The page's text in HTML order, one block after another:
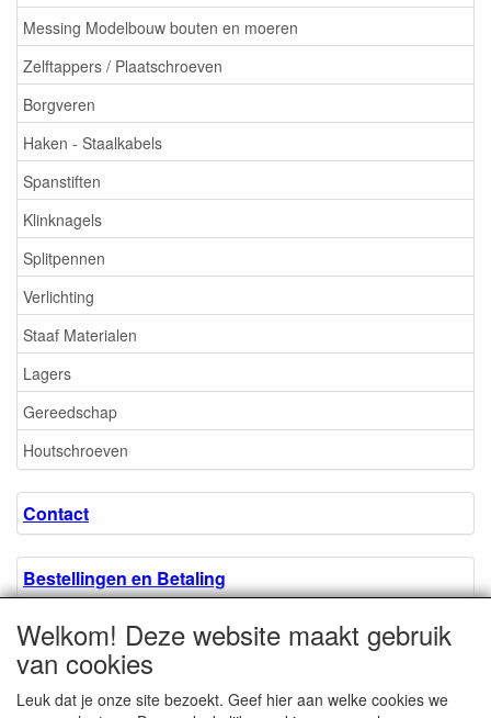
Messing Modelbouw bouten en moeren
Zelftappers / Plaatschroeven
Borgveren
Haken - Staalkabels
Spanstiften
Klinknagels
Splitpennen
Verlichting
Staaf Materialen
Lagers
Gereedschap
Houtschroeven
Contact
Bestellingen en Betaling
Algemene voorwaarden
Over ons.
Welkom! Deze website maakt gebruik
van cookies
Leuk dat je onze site bezoekt. Geef hier aan welke cookies we